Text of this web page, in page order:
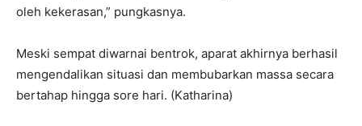
oleh kekerasan,” pungkasnya.
Meski sempat diwarnai bentrok, aparat akhirnya berhasil
mengendalikan situasi dan membubarkan massa secara
bertahap hingga sore hari. (Katharina)